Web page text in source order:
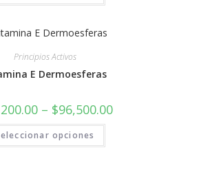
Principios Activos
E Dermoesferas
– $96,500.00
opciones